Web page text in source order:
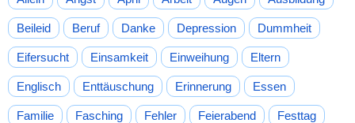
Beileid Beruf Danke Depression Dummheit
Eifersucht Einsamkeit Einweihung Eltern
Englisch Enttäuschung Erinnerung Essen
Familie Fasching Fehler Feierabend Festtag